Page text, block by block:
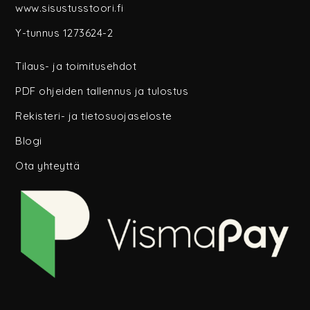
www.sisustusstoori.fi
Y-tunnus 1273624-2
Tilaus- ja toimitusehdot
PDF ohjeiden tallennus ja tulostus
Rekisteri- ja tietosuojaseloste
Blogi
Ota yhteyttä